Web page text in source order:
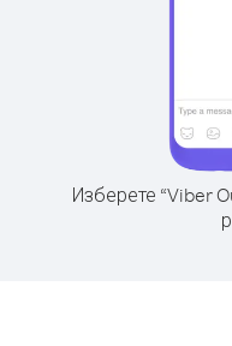
Изберете “Viber